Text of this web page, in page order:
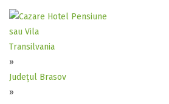
Transilvania
»
Județul Brasov
»